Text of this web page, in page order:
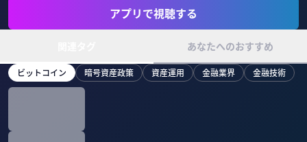
アプリで視聴する
あなたへのおすすめ
ビットコイン 暗号資産政策 資産運用 金融業界 金融技術